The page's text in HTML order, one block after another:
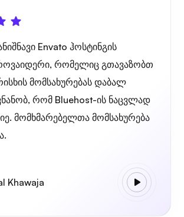
Envato ჰოსტინგის
რომელიც გთავაზობთ
მომსახურებას დაბალ
რომ Bluehost-ის ნაცვლად
მომხმარებელთა მომსახურება
Khawaja